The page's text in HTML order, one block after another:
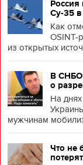
Россия
Су-35 в
Как
OSINT-
из открытых
В СНБО
о
На
мужчинам
Что не